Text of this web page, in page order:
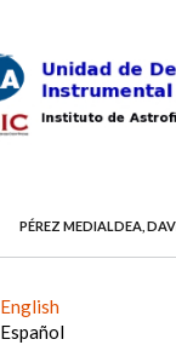
PÉREZ MEDIALDEA,
English
Español